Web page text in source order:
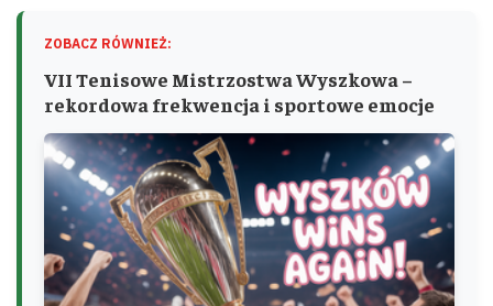
ZOBACZ RÓWNIEŻ:
VII Tenisowe Mistrzostwa Wyszkowa –
rekordowa frekwencja i sportowe emocje